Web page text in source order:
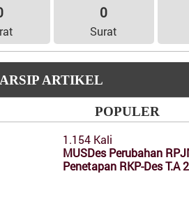
0
Surat
ARSIP ARTIKEL
POPULER
1.154 Kali
MUSDes Perubahan
Penetapan RKP-Des T.A